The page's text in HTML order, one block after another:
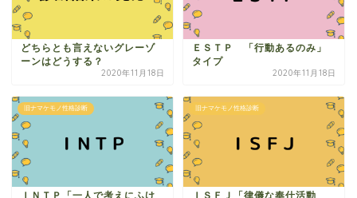
どちらとも言えないグレーゾ
ーンはどうする？
2020年11月18日
ＥＳＴＰ 「行動あるのみ」
タイプ
2020年11月18日
旧ナマケモノ性格診断 旧ナマケモノ性格診断